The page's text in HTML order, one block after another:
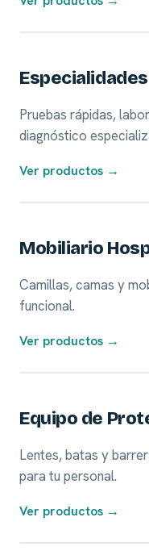
Pruebas rápidas,
diagnóstico
Ver productos →
Mobiliario
Camillas, camas y
funcional.
Ver productos →
Equipo de
Lentes, batas y
para tu personal.
Ver productos →